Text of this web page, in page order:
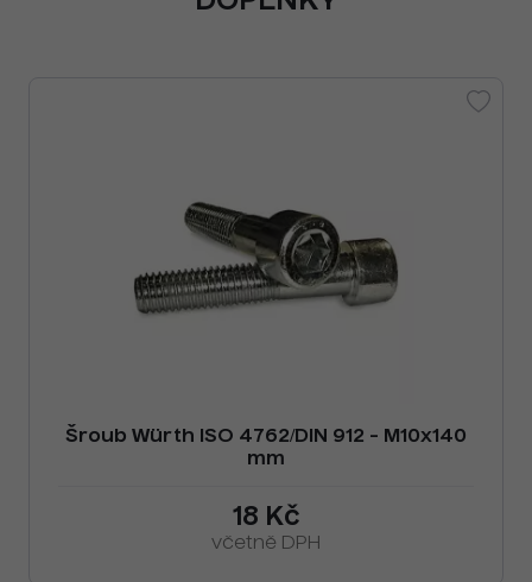
Šroub Würth ISO 4762/DIN 912 - M10x140
mm
18 Kč
včetně DPH